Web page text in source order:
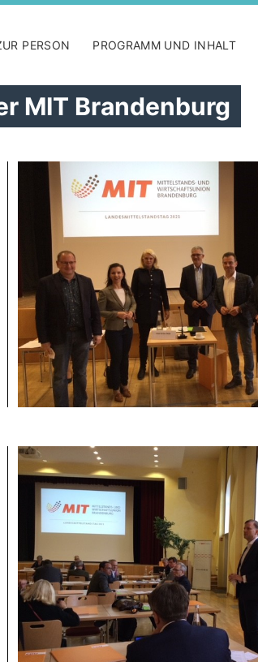
PERSON PROGRAMM UND INHALT
MIT Brandenburg